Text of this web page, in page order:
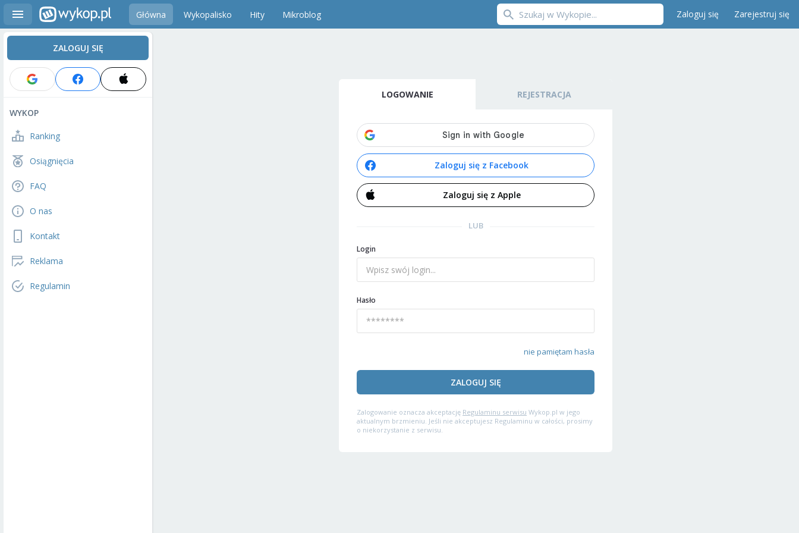
Główna Wykopalisko Hity Mikroblog Zaloguj się Zarejestruj się
ZALOGUJ SIĘ
WYKOP
Ranking
Osiągnięcia
FAQ
O nas
Kontakt
Reklama
Regulamin
LOGOWANIE REJESTRACJA
Zaloguj się z Facebook
Zaloguj się z Apple
LUB
Login
Hasło
nie pamiętam hasła
ZALOGUJ SIĘ
Zalogowanie oznacza akceptację Regulaminu serwisu Wykop.pl w jego
aktualnym brzmieniu. Jeśli nie akceptujesz Regulaminu w całości, prosimy
o niekorzystanie z serwisu.